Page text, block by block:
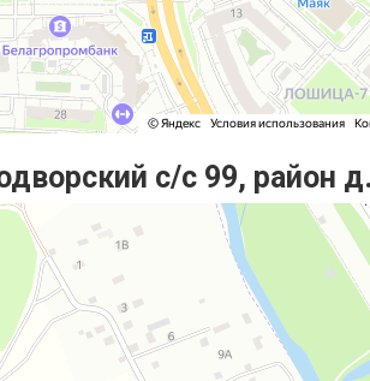
с/с 99, район